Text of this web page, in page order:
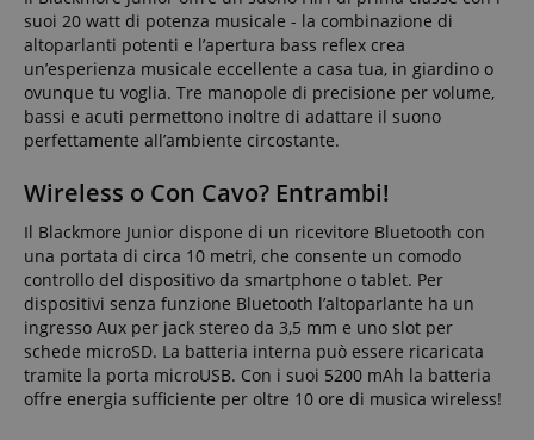
suoi 20 watt di potenza musicale - la combinazione di
altoparlanti potenti e l’apertura bass reflex crea
un’esperienza musicale eccellente a casa tua, in giardino o
ovunque tu voglia. Tre manopole di precisione per volume,
bassi e acuti permettono inoltre di adattare il suono
perfettamente all’ambiente circostante.
Wireless o Con Cavo? Entrambi!
Il Blackmore Junior dispone di un ricevitore Bluetooth con
una portata di circa 10 metri, che consente un comodo
controllo del dispositivo da smartphone o tablet. Per
dispositivi senza funzione Bluetooth l’altoparlante ha un
ingresso Aux per jack stereo da 3,5 mm e uno slot per
schede microSD. La batteria interna può essere ricaricata
tramite la porta microUSB. Con i suoi 5200 mAh la batteria
offre energia sufficiente per oltre 10 ore di musica wireless!